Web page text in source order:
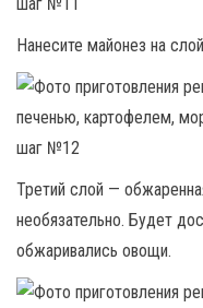
Нанесите майонез на
Третий слой —
необязательно. Будет
обжаривались овощи.